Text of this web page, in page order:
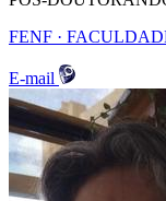
FENF ·
E-mail